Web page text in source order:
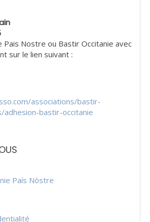
Pais Nostre ou Bastir Occitanie avec
sur le lien suivant :
associations/bastir-
adhesion-bastir-occitanie
País Nòstre